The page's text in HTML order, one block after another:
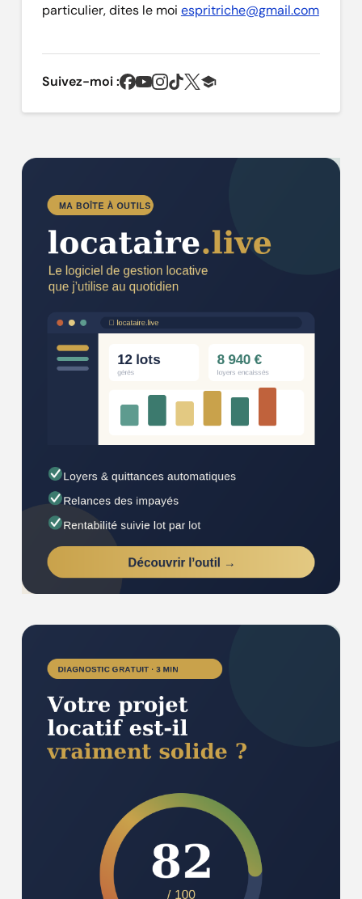
particulier, dites le moi espritriche@gmail.com
Suivez-moi :